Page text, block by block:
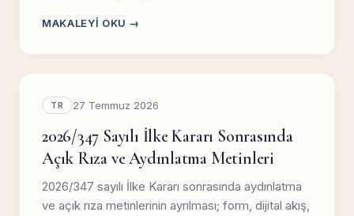
MAKALEYI OKU →
TR 27 Temmuz 2026
2026/347 Sayılı İlke Kararı Sonrasında
Açık Rıza ve Aydınlatma Metinleri
2026/347 sayılı İlke Kararı sonrasında aydınlatma
ve açık rıza metinlerinin ayrılması; form, dijital akış,